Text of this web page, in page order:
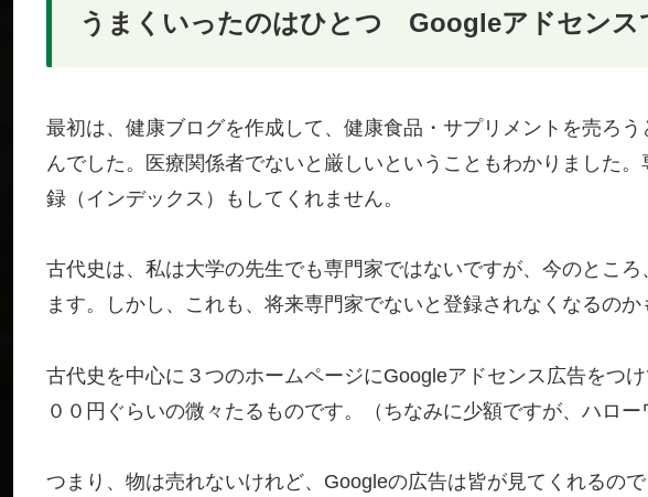
うまくいったのはひとつ Googleアドセンス
最初は、健康ブログを作成して、健康食品・サプリメントを売ろ
んでした。医療関係者でないと厳しいということもわかりました
録（インデックス）もしてくれません。
古代史は、私は大学の先生でも専門家ではないですが、今のとこ
ます。しかし、これも、将来専門家でないと登録されなくなるのか
古代史を中心に３つのホームページにGoogleアドセンス広告をつ
００円ぐらいの微々たるものです。（ちなみに少額ですが、ハロー
つまり、物は売れないけれど、Googleの広告は皆が見てくれるの